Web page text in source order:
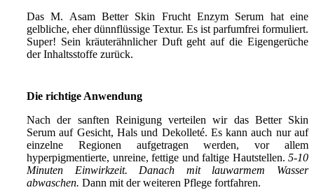
Das M. Asam Better Skin Frucht Enzym Serum hat eine
gelbliche, eher dünnflüssige Textur. Es ist parfumfrei formuliert.
Super! Sein kräuterähnlicher Duft geht auf die Eigengerüche
der Inhaltsstoffe zurück.
Die richtige Anwendung
Nach der sanften Reinigung verteilen wir das Better Skin
Serum auf Gesicht, Hals und Dekolleté. Es kann auch nur auf
einzelne Regionen aufgetragen werden, vor allem
hyperpigmentierte, unreine, fettige und faltige Hautstellen. 5-10
Minuten Einwirkzeit. Danach mit lauwarmem Wasser
abwaschen. Dann mit der weiteren Pflege fortfahren.